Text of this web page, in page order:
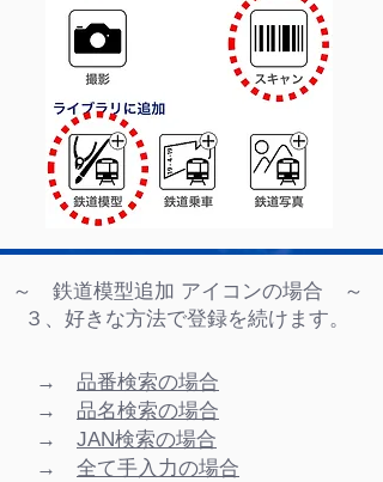
３、好きな方法で登録を続けます。
～ 鉄道模型追加 アイコンの場合 ～
→ 品番検索の場合
→ 品名検索の場合
→
JAN検索の場合
→ 全て手入力の場合